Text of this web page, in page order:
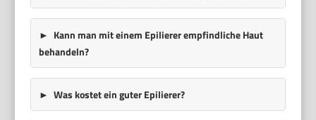
Kann man mit einem Epilierer empfindliche Haut
behandeln?
Was kostet ein guter Epilierer?